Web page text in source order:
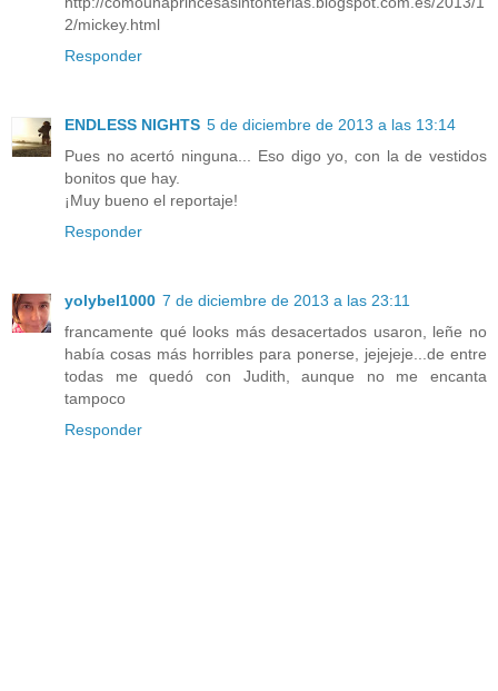
2/mickey.html
Responder
ENDLESS NIGHTS 5 de diciembre de 2013 a las 13:14
Pues no acertó ninguna... Eso digo yo, con la de vestidos
bonitos que hay.
¡Muy bueno el reportaje!
Responder
yolybel1000 7 de diciembre de 2013 a las 23:11
francamente qué looks más desacertados usaron, leñe no
había cosas más horribles para ponerse, jejejeje...de entre
todas me quedó con Judith, aunque no me encanta
tampoco
Responder